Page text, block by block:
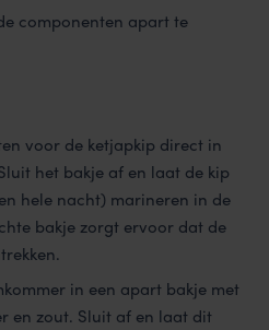
componenten apart te
voor de ketjapkip direct in
het bakje af en laat de kip
hele nacht) marineren in de
bakje zorgt ervoor dat de
in een apart bakje met
en zout. Sluit af en laat dit